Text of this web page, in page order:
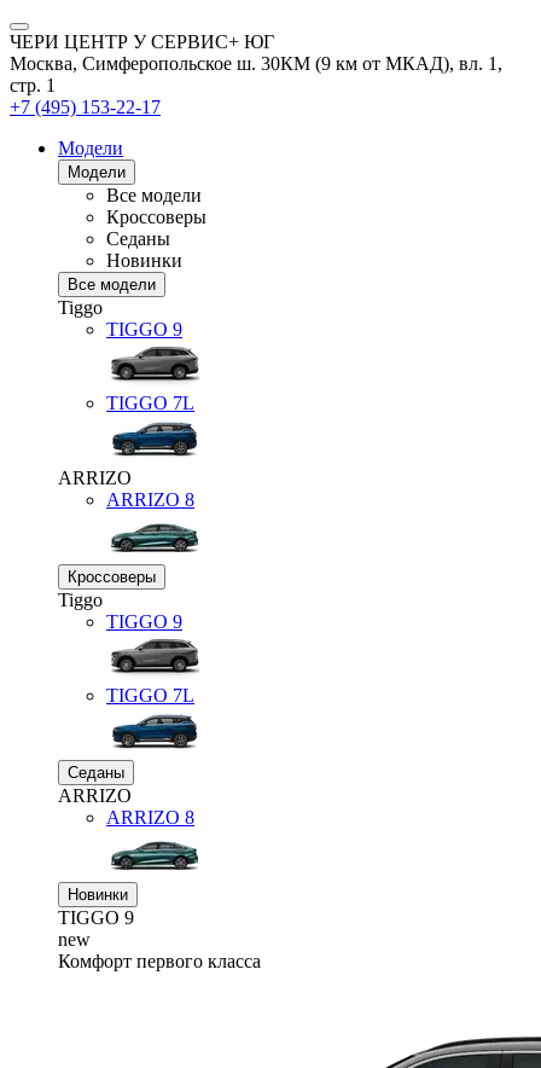
ЧЕРИ ЦЕНТР У СЕРВИС+ ЮГ
Москва, Симферопольское ш. 30КМ (9 км от МКАД), вл. 1,
стр. 1
+7 (495) 153-22-17
Модели
Модели
Все модели
Кроссоверы
Седаны
Новинки
Все модели
Tiggo
TIGGO 9
TIGGO 7L
ARRIZO
ARRIZO 8
Кроссоверы
Tiggo
TIGGO 9
TIGGO 7L
Седаны
ARRIZO
ARRIZO 8
Новинки
TIGGO 9
new
Комфорт первого класса